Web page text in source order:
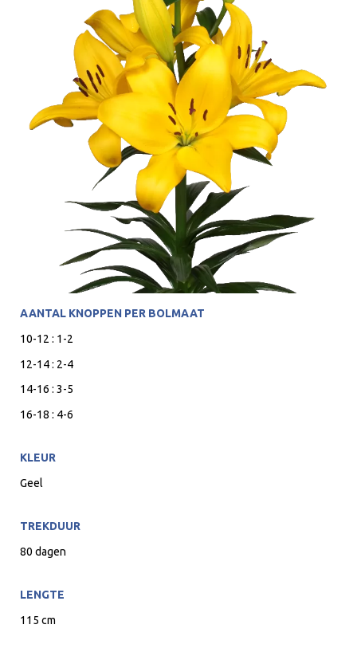
AANTAL KNOPPEN PER BOLMAAT
10-12 : 1-2
12-14 : 2-4
14-16 : 3-5
16-18 : 4-6
KLEUR
Geel
TREKDUUR
80 dagen
LENGTE
115 cm